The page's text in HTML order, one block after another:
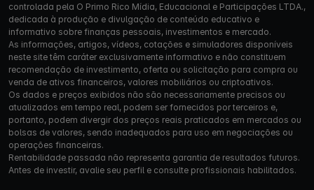
controlada pela O Primo Rico Mídia, Educacional e Participações LTDA.,
dedicada à produção e divulgação de conteúdo educativo e
informativo sobre finanças pessoais, investimentos e mercado.
As informações, artigos, vídeos, cotações e simuladores disponíveis
neste site têm caráter exclusivamente informativo e não constituem
recomendação de investimento, oferta ou solicitação para compra ou
venda de ativos financeiros, valores mobiliários ou criptoativos.
Os dados e preços exibidos não são necessariamente precisos ou
atualizados em tempo real, podem ser fornecidos por terceiros e,
portanto, podem divergir dos preços reais praticados em mercados ou
bolsas de valores, sendo inadequados para uso em negociações ou
operações financeiras.
Rentabilidade passada não representa garantia de resultados futuros.
Antes de investir, avalie seu perfil e consulte profissionais habilitados.